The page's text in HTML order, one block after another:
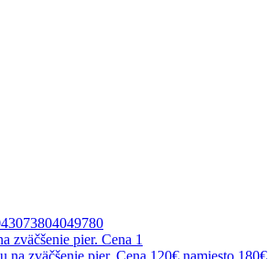
zväčšenie pier. Cena 1